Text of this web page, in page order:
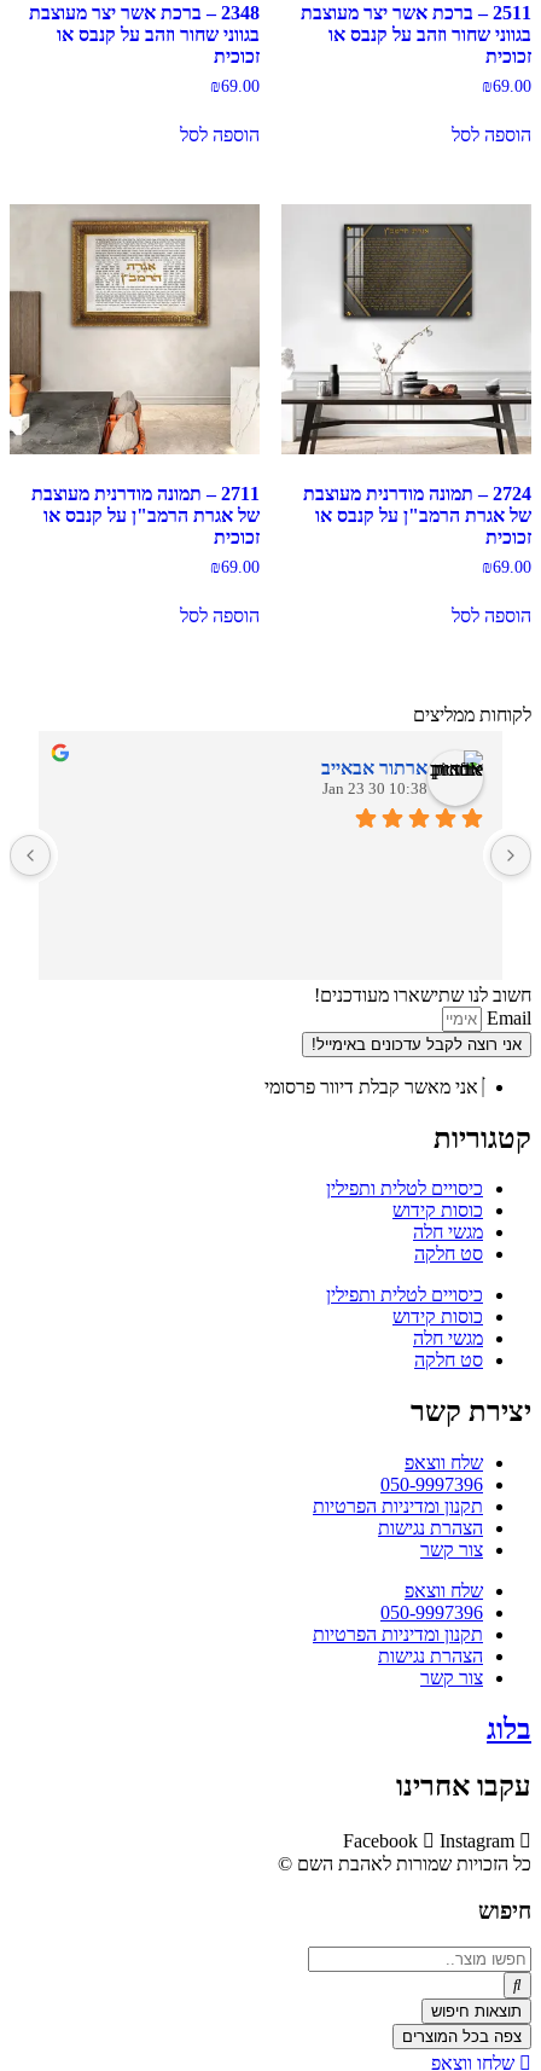
2511 – ברכת אשר יצר מעוצבת
בגווני שחור וזהב על קנבס או
זכוכית
₪69.00
הוספה לסל
2348 – ברכת אשר יצר מעוצבת
בגווני שחור וזהב על קנבס או
זכוכית
₪69.00
הוספה לסל
2724 – תמונה מודרנית מעוצבת
של אגרת הרמב"ן על קנבס או
זכוכית
₪69.00
הוספה לסל
2711 – תמונה מודרנית מעוצבת
של אגרת הרמב"ן על קנבס או
זכוכית
₪69.00
הוספה לסל
לקוחות ממליצים
ארתור אבאייב
10:38 30 Jan 23
חשוב לנו שתישארו מעודכנים!
Email
אני רוצה לקבל עדכונים באימייל!
אני מאשר קבלת דיוור פרסומי
קטגוריות
כיסויים לטלית ותפילין
כוסות קידוש
מגשי חלה
סט חלקה
כיסויים לטלית ותפילין
כוסות קידוש
מגשי חלה
סט חלקה
יצירת קשר
שלח ווצאפ
050-9997396
תקנון ומדיניות הפרטיות
הצהרת נגישות
צור קשר
שלח ווצאפ
050-9997396
תקנון ומדיניות הפרטיות
הצהרת נגישות
צור קשר
בלוג
עקבו אחרינו
Facebook
Instagram
כל הזכויות שמורות לאהבת השם ©​
חיפוש
Search
...
תוצאות חיפוש
צפה בכל המוצרים
שלחו ווצאפ